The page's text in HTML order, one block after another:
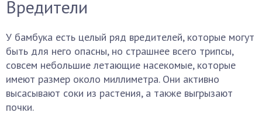
Вредители
У бамбука есть целый ряд вредителей, которые могут
быть для него опасны, но страшнее всего трипсы,
совсем небольшие летающие насекомые, которые
имеют размер около миллиметра. Они активно
высасывают соки из растения, а также выгрызают
почки.